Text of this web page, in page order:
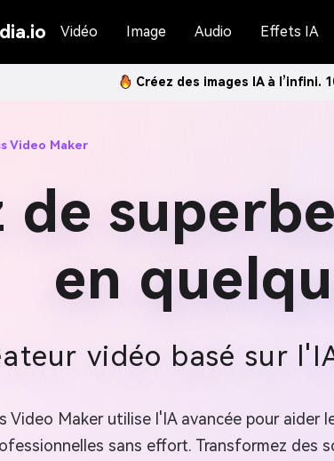
Vidéo Image Audio Effets IA
Créez des images IA à l’infini.
Video Maker
de
en
vidéo basé sur
Video Maker utilise l'IA avancée pour
sans effort. Transformez des